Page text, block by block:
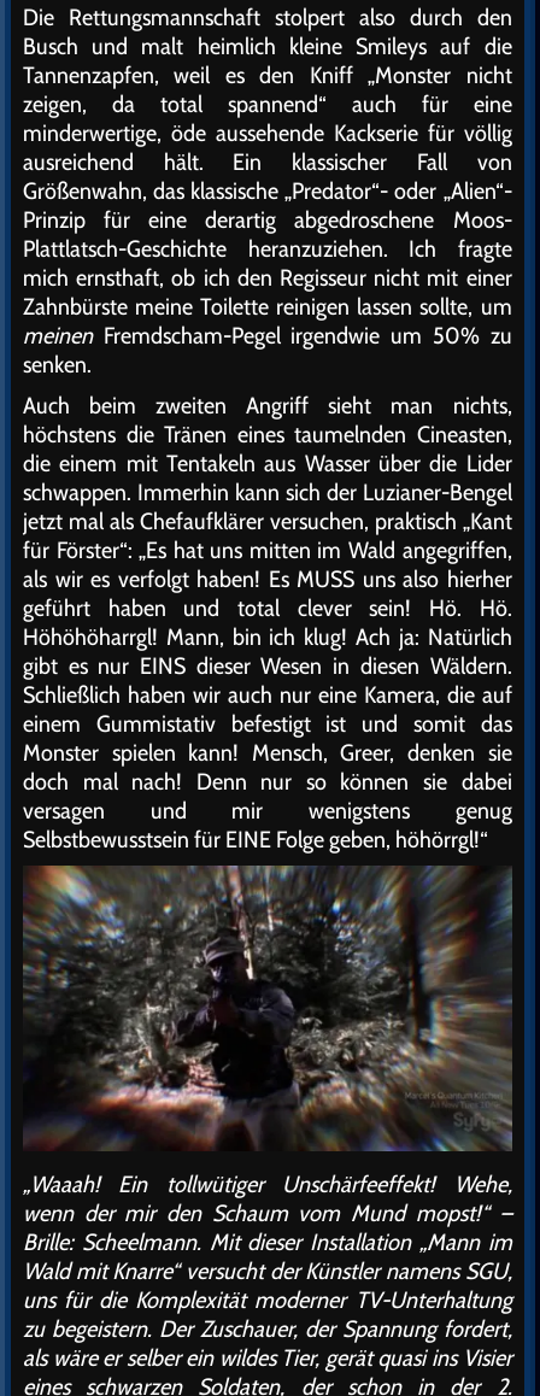
Die Rettungsmannschaft stolpert also durch den
Busch und malt heimlich kleine Smileys auf die
Tannenzapfen, weil es den Kniff „Monster nicht
zeigen, da total spannend“ auch für eine
minderwertige, öde aussehende Kackserie für völlig
ausreichend hält. Ein klassischer Fall von
Größenwahn, das klassische „Predator“- oder „Alien“-
Prinzip für eine derartig abgedroschene Moos-
Plattlatsch-Geschichte heranzuziehen. Ich fragte
mich ernsthaft, ob ich den Regisseur nicht mit einer
Zahnbürste meine Toilette reinigen lassen sollte, um
meinenFremdscham-Pegel irgendwie um 50% zu
senken.
Auch beim zweiten Angriff sieht man nichts,
höchstens die Tränen eines taumelnden Cineasten,
die einem mit Tentakeln aus Wasser über die Lider
schwappen. Immerhin kann sich der Luzianer-Bengel
jetzt mal als Chefaufklärer versuchen, praktisch „Kant
für Förster“: „Es hat uns mitten im Wald angegriffen,
als wir es verfolgt haben! Es MUSS uns also hierher
geführt haben und total clever sein! Hö. Hö.
Höhöhöharrgl! Mann, bin ich klug! Ach ja: Natürlich
gibt es nur EINS dieser Wesen in diesen Wäldern.
Schließlich haben wir auch nur eine Kamera, die auf
einem Gummistativ befestigt ist und somit das
Monster spielen kann! Mensch, Greer, denken sie
doch mal nach! Denn nur so können sie dabei
versagen und mir wenigstens genug
Selbstbewusstsein für EINE Folge geben, höhörrgl!“
„Waaah! Ein tollwütiger Unschärfeeffekt! Wehe,
wenn der mir den Schaum vom Mund mopst!“ –
Brille: Scheelmann. Mit dieser Installation „Mann im
Wald mit Knarre“ versucht der Künstler namens SGU,
uns für die Komplexität moderner TV-Unterhaltung
zu begeistern. Der Zuschauer, der Spannung fordert,
als wäre er selber ein wildes Tier, gerät quasi ins Visier
eines schwarzen Soldaten, der schon in der 2.